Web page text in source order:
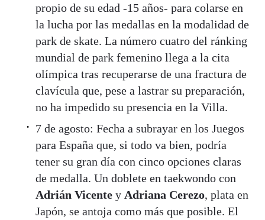
propio de su edad -15 años- para colarse en
la lucha por las medallas en la modalidad de
park de skate. La número cuatro del ránking
mundial de park femenino llega a la cita
olímpica tras recuperarse de una fractura de
clavícula que, pese a lastrar su preparación,
no ha impedido su presencia en la Villa.
7 de agosto: Fecha a subrayar en los Juegos
para España que, si todo va bien, podría
tener su gran día con cinco opciones claras
de medalla. Un doblete en taekwondo con
Adrián Vicente y Adriana Cerezo, plata en
Japón, se antoja como más que posible. El